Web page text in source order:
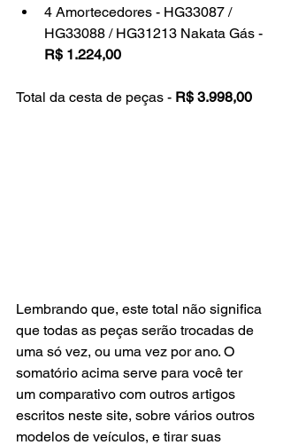
4 Amortecedores - HG33087 /
HG33088 / HG31213 Nakata Gás -
R$ 1.224,00
Total da cesta de peças - R$ 3.998,00
Lembrando que, este total não significa
que todas as peças serão trocadas de
uma só vez, ou uma vez por ano. O
somatório acima serve para você ter
um comparativo com outros artigos
escritos neste site, sobre vários outros
modelos de veículos, e tirar suas